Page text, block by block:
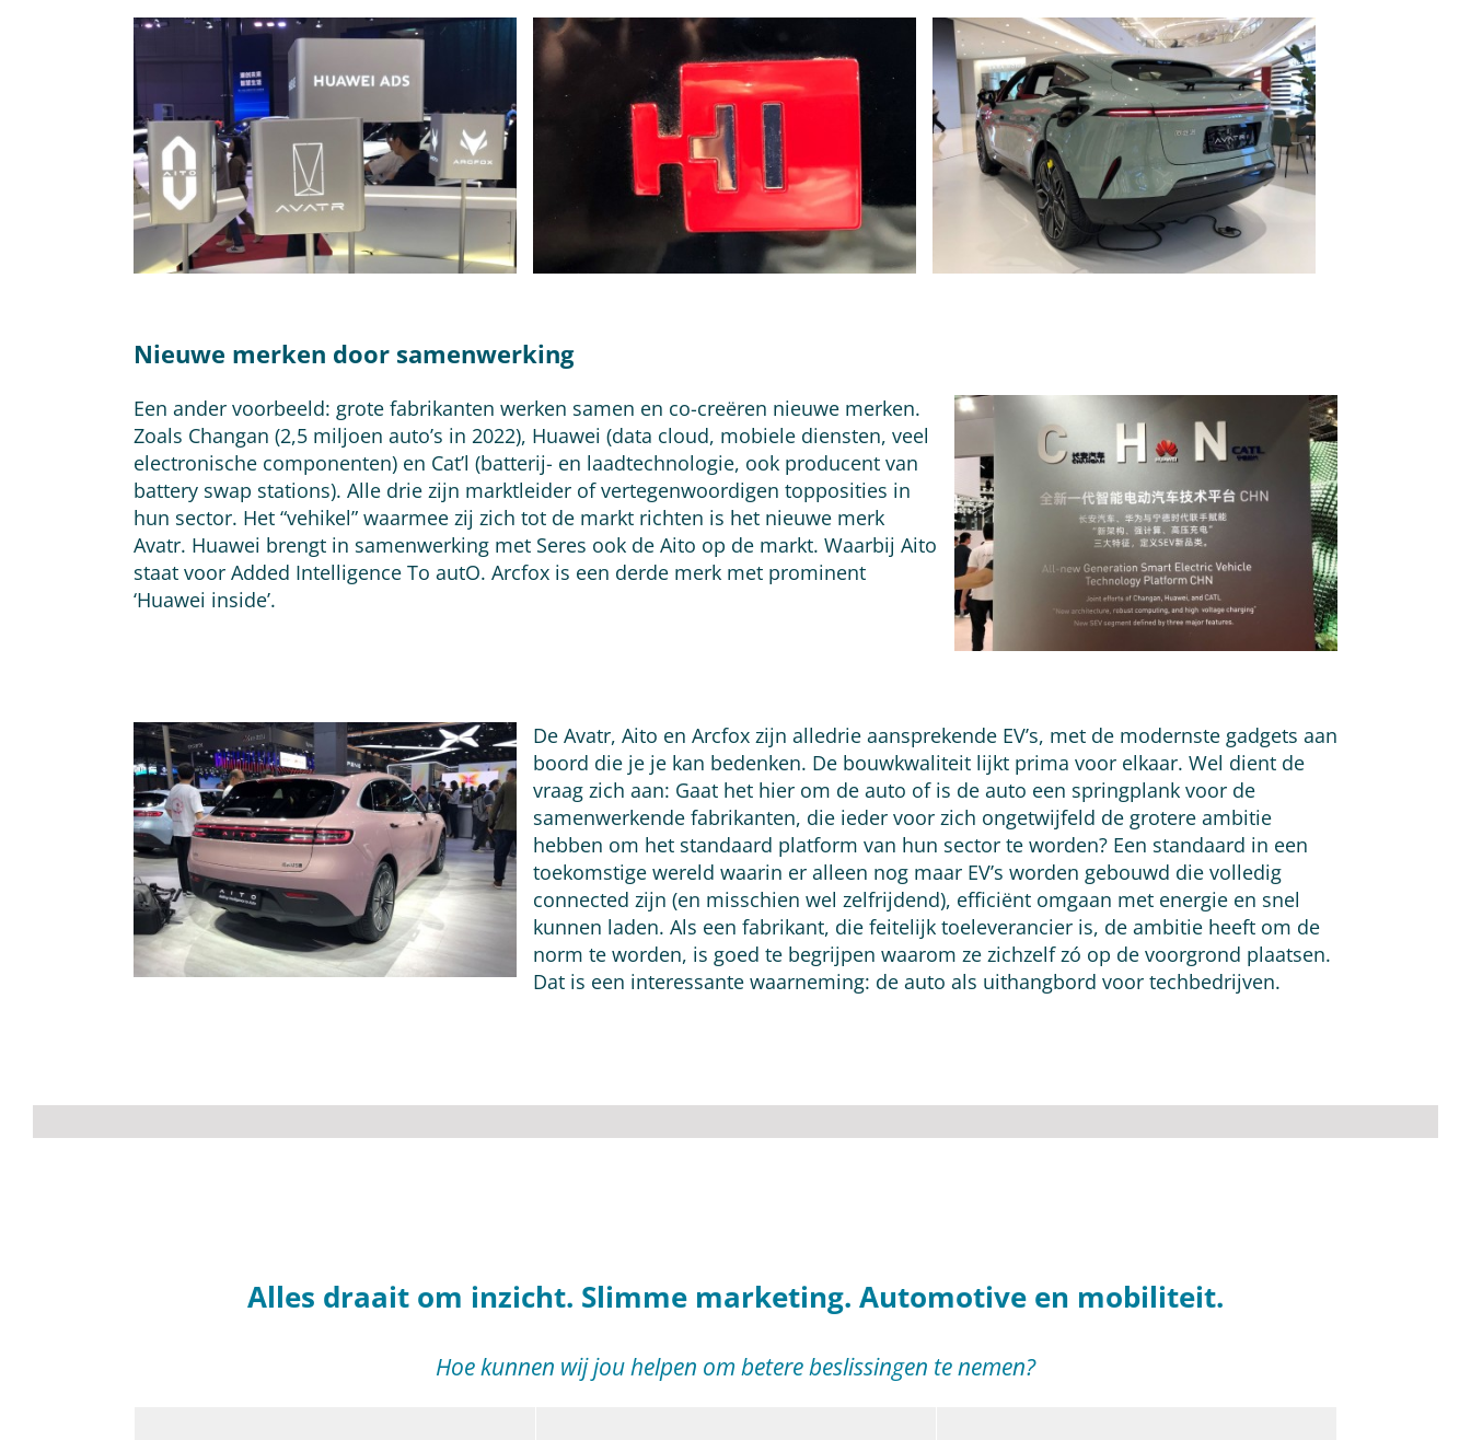
Nieuwe merken door samenwerking
Een ander voorbeeld: grote fabrikanten werken samen en co-creëren nieuwe merken.
Zoals Changan (2,5 miljoen auto’s in 2022), Huawei (data cloud, mobiele diensten, veel
electronische componenten) en Cat’l (batterij- en laadtechnologie, ook producent van
battery swap stations). Alle drie zijn marktleider of vertegenwoordigen topposities in
hun sector. Het “vehikel” waarmee zij zich tot de markt richten is het nieuwe merk
Avatr. Huawei brengt in samenwerking met Seres ook de Aito op de markt. Waarbij Aito
staat voor Added Intelligence To autO. Arcfox is een derde merk met prominent
‘Huawei inside’.
De Avatr, Aito en Arcfox zijn alledrie aansprekende EV’s, met de modernste gadgets aan
boord die je je kan bedenken. De bouwkwaliteit lijkt prima voor elkaar. Wel dient de
vraag zich aan: Gaat het hier om de auto of is de auto een springplank voor de
samenwerkende fabrikanten, die ieder voor zich ongetwijfeld de grotere ambitie
hebben om het standaard platform van hun sector te worden? Een standaard in een
toekomstige wereld waarin er alleen nog maar EV’s worden gebouwd die volledig
connected zijn (en misschien wel zelfrijdend), efficiënt omgaan met energie en snel
kunnen laden. Als een fabrikant, die feitelijk toeleverancier is, de ambitie heeft om de
norm te worden, is goed te begrijpen waarom ze zichzelf zó op de voorgrond plaatsen.
Dat is een interessante waarneming: de auto als uithangbord voor techbedrijven.
Alles draait om inzicht. Slimme marketing. Automotive en mobiliteit.
Hoe kunnen wij jou helpen om betere beslissingen te nemen?